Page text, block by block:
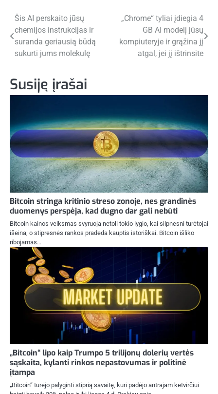
Navigacija
tarp
įrašų
Šis AI perskaito jūsų
chemijos instrukcijas ir
suranda geriausią būdą
sukurti jums molekulę
„Chrome“ tyliai įdiegia 4
GB AI modelį jūsų
kompiuteryje ir grąžina jį
atgal, jei jį ištrinsite
Susiję įrašai
Bitcoin stringa kritinio streso zonoje, nes grandinės
duomenys perspėja, kad dugno dar gali nebūti
Bitcoin kainos veiksmas svyruoja netoli tokio lygio, kai silpnesni turėtojai
išeina, o stipresnės rankos pradeda kauptis istoriškai. Bitcoin išliko
ribojamas…
„Bitcoin“ lipo kaip Trumpo 5 trilijonų dolerių vertės
sąskaita, kylanti rinkos nepastovumas ir politinė
įtampa
„Bitcoin“ turėjo palyginti stiprią savaitę, kuri padėjo antrajam ketvirčiui